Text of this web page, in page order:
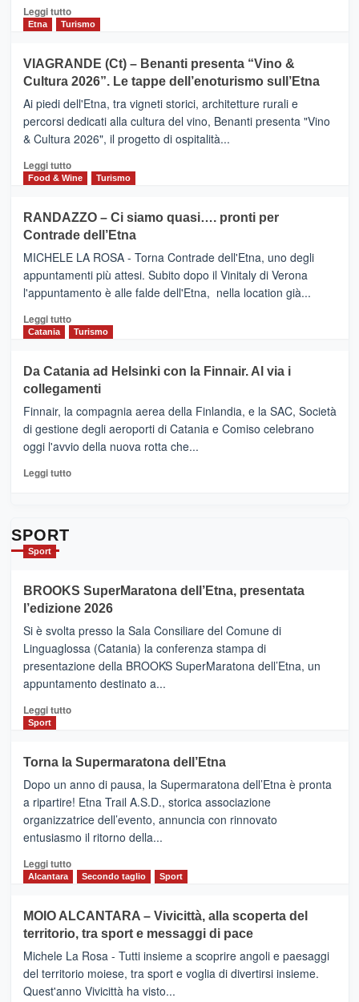
dati
di
Anche
la
Alcantara
nei
primi
nella
classifica
Leggi tuttoLeggi
di
IL
SAN
DOMENICO
PALACE
TAORMINA,
UN
HOTEL
FOUR
IL
NUOVO
SUMMER
CLUB
Etna Turismo
VIAGRANDE (Ct) – Benanti presenta “Vino &
Cultura 2026”. Le tappe dell’enoturismo sull’Etna
Ai piedi dell'Etna, tra vigneti storici, architetture rurali e
percorsi dedicati alla cultura del vino, Benanti presenta "Vino
& Cultura 2026", il progetto di ospitalità...
Leggi tuttoLeggi
di
VIAGRANDE
(Ct)
–
Benanti
presenta
“Vino
&
Cultura
tappe
dell’enoturismo
Food & Wine Turismo
RANDAZZO – Ci siamo quasi…. pronti per
Contrade dell’Etna
MICHELE LA ROSA - Torna Contrade dell'Etna, uno degli
appuntamenti più attesi. Subito dopo il Vinitaly di Verona
l'appuntamento è alle falde dell'Etna, nella location già...
Leggi tuttoLeggi
di
RANDAZZO
–
Ci
siamo
quasi….
pronti
per
Catania Turismo
Da Catania ad Helsinki con la Finnair. Al via i
collegamenti
Finnair, la compagnia aerea della Finlandia, e la SAC, Società
di gestione degli aeroporti di Catania e Comiso celebrano
oggi l'avvio della nuova rotta che...
Leggi tuttoLeggi
con
la
Al
via
i
collegamenti
SPORT
Sport
BROOKS SuperMaratona dell’Etna, presentata
l’edizione 2026
Si è svolta presso la Sala Consiliare del Comune di
Linguaglossa (Catania) la conferenza stampa di
presentazione della BROOKS SuperMaratona dell’Etna, un
appuntamento destinato a...
Leggi tuttoLeggi
BROOKS
SuperMaratona
dell’Etna,
presentata
l’edizione
2026
Sport
Torna la Supermaratona dell’Etna
Dopo un anno di pausa, la Supermaratona dell’Etna è pronta
a ripartire! Etna Trail A.S.D., storica associazione
organizzatrice dell’evento, annuncia con rinnovato
entusiasmo il ritorno della...
Leggi tuttoLeggi
Torna
la
Supermaratona
dell’Etna
Alcantara Secondo taglio Sport
MOIO ALCANTARA – Vivicittà, alla scoperta del
territorio, tra sport e messaggi di pace
Michele La Rosa - Tutti insieme a scoprire angoli e paesaggi
del territorio moiese, tra sport e voglia di divertirsi insieme.
Quest'anno Vivicittà ha visto...